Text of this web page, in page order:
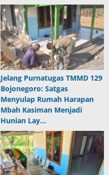
Jelang Purnatugas TMMD 129
Bojonegoro: Satgas
Menyulap Rumah Harapan
Mbah Kasiman Menjadi
Hunian Lay…